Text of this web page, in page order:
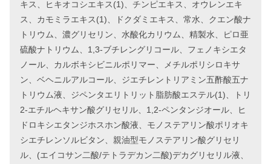
キス、ヒキオコシエキス(1)、チンピエキス、オウレンエキ
ス、カモミラエキス(1)、ドクダミエキス、常水、クエン酸ナ
トリウム、濃グリセリン、水酸化カリウム、精製水、ピロ亜
硫酸ナトリウム、1,3-ブチレングリコール、フェノキシエタ
ノール、カルボキシビニルポリマー、メチルポリシロキサ
ン、ベヘニルアルコール、ジエチレントリアミン五酢酸五ナ
トリウム液、ジペンタエリトリット脂肪酸エステル(1)、トリ
2-エチルヘキサン酸グリセリル、1,2-ペンタンジオール、ヒ
ドロキシエタンジホスホン酸液、モノステアリン酸ポリオキ
シエチレンソルビタン、親油型モノステアリン酸グリセリ
ル、(エイコサン二酸/テトラデカン二酸)デカグリセリル液、